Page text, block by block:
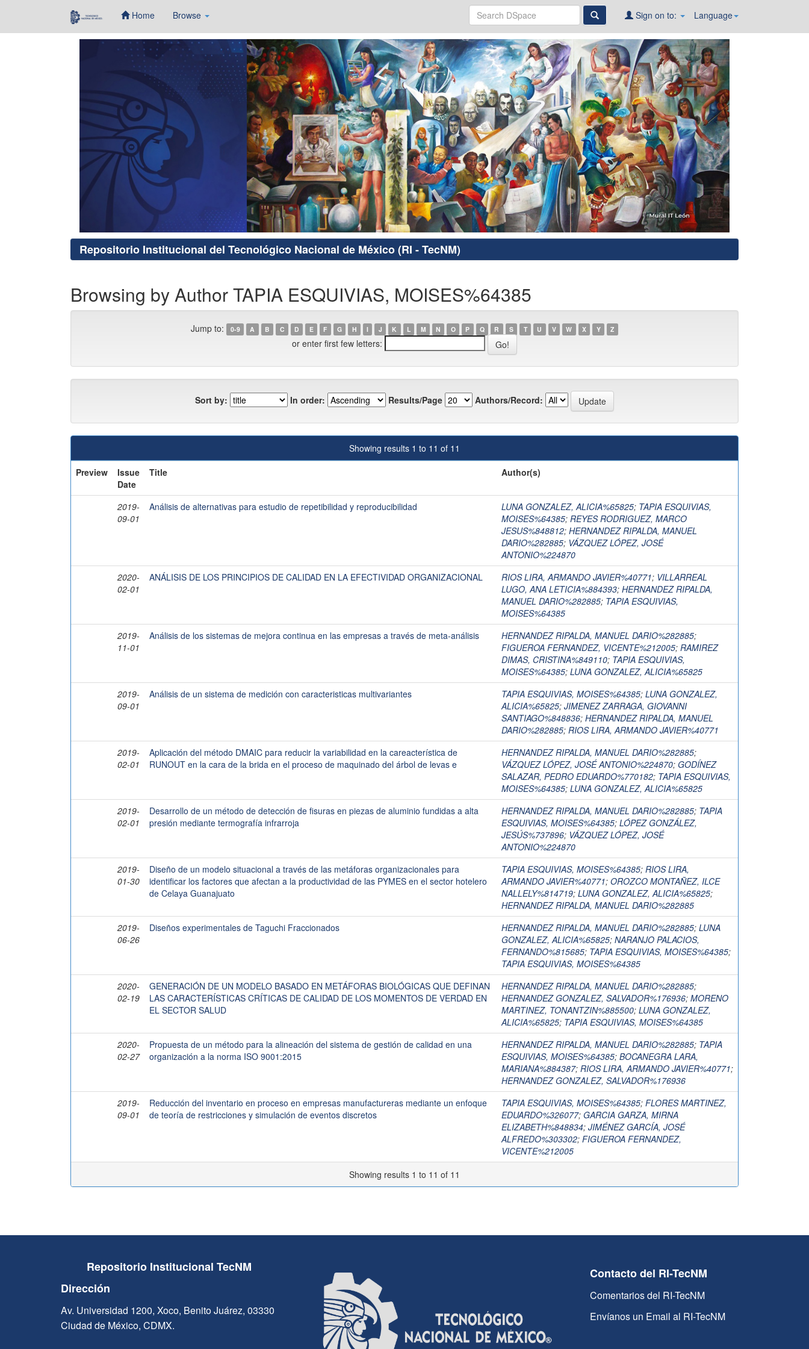
Home Browse Language
Sign on to:
Repositorio Institucional del Tecnológico Nacional de México (RI - TecNM)
Browsing by Author TAPIA ESQUIVIAS, MOISES%64385
Jump to: 0-9 A B C D E F G H I J K L M N O P Q R S T U V W X Y Z
or enter first few letters:
Sort by: In order: Results/Page Authors/Record:
Showing results 1 to 11 of 11
Preview
Issue
Date
Title Author(s)
2019-
09-01
Análisis de alternativas para estudio de repetibilidad y reproducibilidad LUNA GONZALEZ, ALICIA%65825; TAPIA ESQUIVIAS,
MOISES%64385; REYES RODRIGUEZ, MARCO
JESUS%848812; HERNANDEZ RIPALDA, MANUEL
DARIO%282885; VÁZQUEZ LÓPEZ, JOSÉ
ANTONIO%224870
2020-
02-01
ANÁLISIS DE LOS PRINCIPIOS DE CALIDAD EN LA EFECTIVIDAD ORGANIZACIONAL RIOS LIRA, ARMANDO JAVIER%40771; VILLARREAL
LUGO, ANA LETICIA%884393; HERNANDEZ RIPALDA,
MANUEL DARIO%282885; TAPIA ESQUIVIAS,
MOISES%64385
2019-
11-01
Análisis de los sistemas de mejora continua en las empresas a través de meta-análisis HERNANDEZ RIPALDA, MANUEL DARIO%282885;
FIGUEROA FERNANDEZ, VICENTE%212005; RAMIREZ
DIMAS, CRISTINA%849110; TAPIA ESQUIVIAS,
MOISES%64385; LUNA GONZALEZ, ALICIA%65825
2019-
09-01
Análisis de un sistema de medición con caracteristicas multivariantes TAPIA ESQUIVIAS, MOISES%64385; LUNA GONZALEZ,
ALICIA%65825; JIMENEZ ZARRAGA, GIOVANNI
SANTIAGO%848836; HERNANDEZ RIPALDA, MANUEL
DARIO%282885; RIOS LIRA, ARMANDO JAVIER%40771
2019-
02-01
Aplicación del método DMAIC para reducir la variabilidad en la careacterística de
RUNOUT en la cara de la brida en el proceso de maquinado del árbol de levas e
HERNANDEZ RIPALDA, MANUEL DARIO%282885;
VÁZQUEZ LÓPEZ, JOSÉ ANTONIO%224870; GODÍNEZ
SALAZAR, PEDRO EDUARDO%770182; TAPIA ESQUIVIAS,
MOISES%64385; LUNA GONZALEZ, ALICIA%65825
2019-
02-01
Desarrollo de un método de detección de fisuras en piezas de aluminio fundidas a alta
presión mediante termografía infrarroja
HERNANDEZ RIPALDA, MANUEL DARIO%282885; TAPIA
ESQUIVIAS, MOISES%64385; LÓPEZ GONZÁLEZ,
JESÚS%737896; VÁZQUEZ LÓPEZ, JOSÉ
ANTONIO%224870
2019-
01-30
Diseño de un modelo situacional a través de las metáforas organizacionales para
identificar los factores que afectan a la productividad de las PYMES en el sector hotelero
de Celaya Guanajuato
TAPIA ESQUIVIAS, MOISES%64385; RIOS LIRA,
ARMANDO JAVIER%40771; OROZCO MONTAÑEZ, ILCE
NALLELY%814719; LUNA GONZALEZ, ALICIA%65825;
HERNANDEZ RIPALDA, MANUEL DARIO%282885
2019-
06-26
Diseños experimentales de Taguchi Fraccionados HERNANDEZ RIPALDA, MANUEL DARIO%282885; LUNA
GONZALEZ, ALICIA%65825; NARANJO PALACIOS,
FERNANDO%815685; TAPIA ESQUIVIAS, MOISES%64385;
TAPIA ESQUIVIAS, MOISES%64385
2020-
02-19
GENERACIÓN DE UN MODELO BASADO EN METÁFORAS BIOLÓGICAS QUE DEFINAN
LAS CARACTERÍSTICAS CRÍTICAS DE CALIDAD DE LOS MOMENTOS DE VERDAD EN
EL SECTOR SALUD
HERNANDEZ RIPALDA, MANUEL DARIO%282885;
HERNANDEZ GONZALEZ, SALVADOR%176936; MORENO
MARTINEZ, TONANTZIN%885500; LUNA GONZALEZ,
ALICIA%65825; TAPIA ESQUIVIAS, MOISES%64385
2020-
02-27
Propuesta de un método para la alineación del sistema de gestión de calidad en una
organización a la norma ISO 9001:2015
HERNANDEZ RIPALDA, MANUEL DARIO%282885; TAPIA
ESQUIVIAS, MOISES%64385; BOCANEGRA LARA,
MARIANA%884387; RIOS LIRA, ARMANDO JAVIER%40771;
HERNANDEZ GONZALEZ, SALVADOR%176936
2019-
09-01
Reducción del inventario en proceso en empresas manufactureras mediante un enfoque
de teoría de restricciones y simulación de eventos discretos
TAPIA ESQUIVIAS, MOISES%64385; FLORES MARTINEZ,
EDUARDO%326077; GARCIA GARZA, MIRNA
ELIZABETH%848834; JIMÉNEZ GARCÍA, JOSÉ
ALFREDO%303302; FIGUEROA FERNANDEZ,
VICENTE%212005
Showing results 1 to 11 of 11
Repositorio Institucional TecNM
Dirección
Av. Universidad 1200, Xoco, Benito Juárez, 03330
Ciudad de México, CDMX.
Contacto del RI-TecNM
Comentarios del RI-TecNM
Envíanos un Email al RI-TecNM